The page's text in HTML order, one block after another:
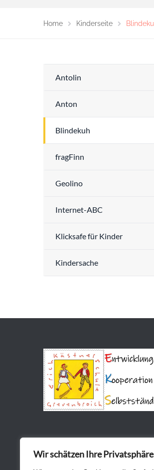
Wir schätzen Ihre Privatsphäre
Home Kinderseite
Antolin
Anton
Blindekuh
fragFinn
Geolino
Internet-ABC
Klicksafe für Kinder
Kindersache